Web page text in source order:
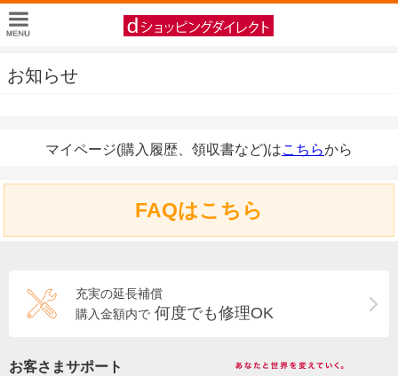
お知らせ
マイページ(購入履歴、領収書など)はこちらから
FAQはこちら
充実の延長補償
購入金額内で 何度でも修理OK
お客さまサポート